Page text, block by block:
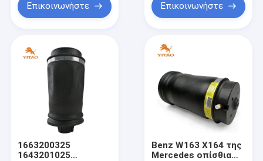
Επικοινωνήστε Επικοινωνήστε
1663200325
1643201025
Benz W163 X164 της
Mercedes οπίσθια